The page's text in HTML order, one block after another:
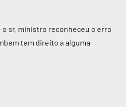
sr. ministro reconheceu o erro
tem direito a alguma